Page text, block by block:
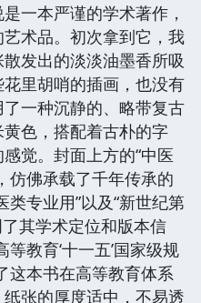
一本严谨的学术著作，
术品。初次拿到它，我
发出的淡淡油墨香所吸
里胡哨的插画，也没有
一种沉静的、略带复古
色，搭配着古朴的字
觉。封面上方的“中医
仿佛承载了千年传承的
类专业用”以及“新世纪第
其学术定位和版本信
教育‘十一五’国家级规
这本书在高等教育体系
张的厚度适中，不易透